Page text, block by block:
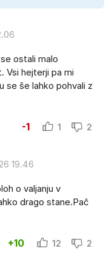
ostali malo
Vsi hejterji pa mi
se še lahko pohvali z
-1 1 2
19.46
o valjanju v
drago stane.Pač
+10 12 2